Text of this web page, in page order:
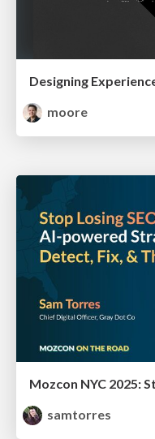
Designing
moore
Mozcon NYC 2025:
samtorres